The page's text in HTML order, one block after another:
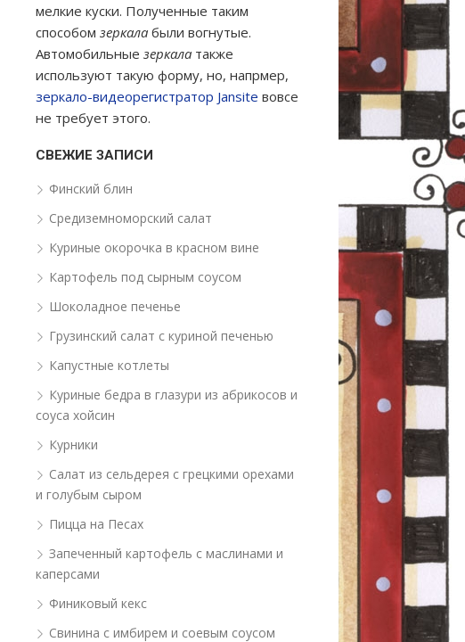
мелкие куски. Полученные таким
способом зеркала были вогнутые.
Автомобильные зеркала также
используют такую форму, но, напрмер,
зеркало-видеорегистратор Jansite вовсе
не требует этого.
СВЕЖИЕ ЗАПИСИ
Финский блин
Средиземноморский салат
Куриные окорочка в красном вине
Картофель под сырным соусом
Шоколадное печенье
Грузинский салат с куриной печенью
Капустные котлеты
Куриные бедра в глазури из абрикосов и
соуса хойсин
Курники
Салат из сельдерея с грецкими орехами
и голубым сыром
Пицца на Песах
Запеченный картофель с маслинами и
каперсами
Финиковый кекс
Свинина с имбирем и соевым соусом